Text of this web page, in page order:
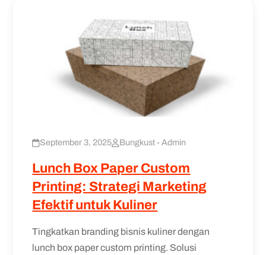
September 3, 2025 Bungkust - Admin
Lunch Box Paper Custom
Printing: Strategi Marketing
Efektif untuk Kuliner
Tingkatkan branding bisnis kuliner dengan
lunch box paper custom printing. Solusi